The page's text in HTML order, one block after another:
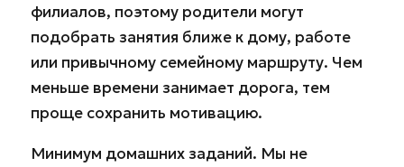
филиалов, поэтому родители могут
подобрать занятия ближе к дому, работе
или привычному семейному маршруту. Чем
меньше времени занимает дорога, тем
проще сохранить мотивацию.
Минимум домашних заданий. Мы не